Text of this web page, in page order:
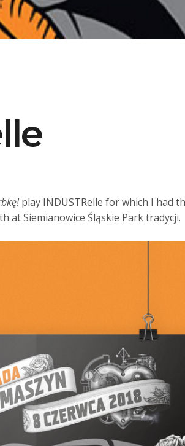
play INDUSTRelle for which I had
at Siemianowice Śląskie Park tradycji.